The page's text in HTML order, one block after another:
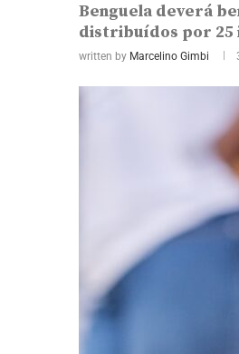
Benguela deverá
distribuídos por 25
written by Marcelino Gimbi